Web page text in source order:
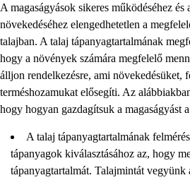
A magaságyások sikeres működéséhez és
növekedéséhez elengedhetetlen a
talajban. A talaj tápanyagtartalmának
hogy a növények számára megfelelő
álljon rendelkezésre, ami növekedésüket,
terméshozamukat elősegíti. Az
hogy hogyan gazdagítsuk a magaságyást
A talaj tápanyagtartalmának
tápanyagok kiválasztásához az, hogy
tápanyagtartalmát. Talajmintát vegyünk